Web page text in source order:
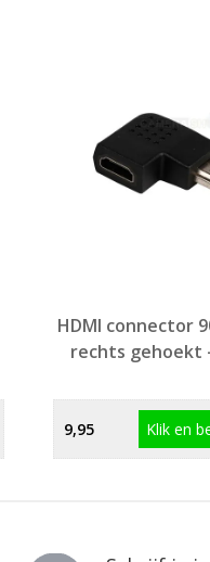
HDMI connector
rechts gehoekt
9,95 Klik en